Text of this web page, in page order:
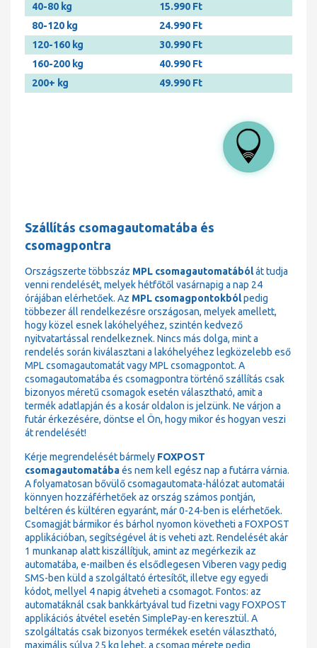
40-80 kg
15.990 Ft
80-120 kg
24.990 Ft
120-160 kg
30.990 Ft
160-200 kg
40.990 Ft
200+ kg
49.990 Ft
Szállítás csomagautomatába és
csomagpontra
Országszerte többszáz MPL csomagautomatábólát tudja
venni rendelését, melyek hétfőtől vasárnapig a nap 24
órájában elérhetőek. Az MPL csomagpontokbólpedig
többezer áll rendelkezésre országosan, melyek amellett,
hogy közel esnek lakóhelyéhez, szintén kedvező
nyitvatartással rendelkeznek. Nincs más dolga, mint a
rendelés során kiválasztani a lakóhelyéhez legközelebb eső
MPL csomagautomatát vagy MPL csomagpontot. A
csomagautomatába és csomagpontra történő szállítás csak
bizonyos méretű csomagok esetén választható, amit a
termék adatlapján és a kosár oldalon is jelzünk. Ne várjon a
futár érkezésére, döntse el Ön, hogy mikor és hogyan veszi
át rendelését!
Kérje megrendelését bármely FOXPOST
csomagautomatábaés nem kell egész nap a futárra várnia.
A folyamatosan bővülő csomagautomata-hálózat automatái
könnyen hozzáférhetőek az ország számos pontján,
beltéren és kültéren egyaránt, már 0-24-ben is elérhetőek.
Csomagját bármikor és bárhol nyomon követheti a FOXPOST
applikációban, segítségével át is veheti azt. Rendelését akár
1 munkanap alatt kiszállítjuk, amint az megérkezik az
automatába, e-mailben és elsődlegesen Viberen vagy pedig
SMS-ben küld a szolgáltató értesítőt, illetve egy egyedi
kódot, mellyel 4 napig átveheti a csomagot. Fontos: az
automatáknál csak bankkártyával tud fizetni vagy FOXPOST
applikációs átvétel esetén SimplePay-en keresztül. A
szolgáltatás csak bizonyos termékek esetén választható,
maximális súlya 25 kg lehet, a csomag mérete pedig